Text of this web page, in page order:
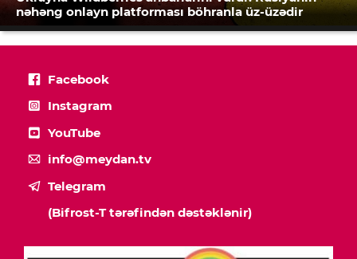
nəhəng onlayn platforması böhranla üz-üzədir
Facebook
Instagram
YouTube
info@meydan.tv
Telegram
(Bifrost-T tərəfindən dəstəklənir)